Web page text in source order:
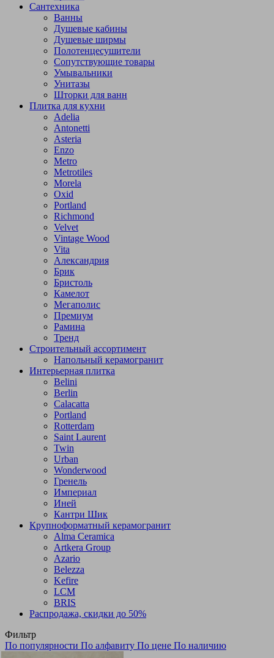
Сантехника
Ванны
Душевые кабины
Душевые ширмы
Полотенцесушители
Сопутствующие товары
Умывальники
Унитазы
Шторки для ванн
Плитка для кухни
Adelia
Antonetti
Asteria
Enzo
Metro
Metrotiles
Morela
Oxid
Portland
Richmond
Velvet
Vintage Wood
Vita
Александрия
Брик
Бристоль
Камелот
Мегаполис
Премиум
Рамина
Тренд
Строительный ассортимент
Напольный керамогранит
Интерьерная плитка
Belini
Berlin
Calacatta
Portland
Rotterdam
Saint Laurent
Twin
Urban
Wonderwood
Гренель
Империал
Иней
Кантри Шик
Крупноформатный керамогранит
Alma Ceramica
Artkera Group
Azario
Belezza
Kefire
LCM
BRIS
Распродажа, скидки до 50%
Фильтр
По популярности По алфавиту По цене По наличию